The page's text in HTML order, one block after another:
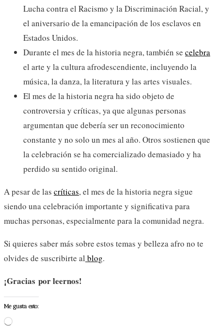
Lucha contra el Racismo y la Discriminación Racial, y
el aniversario de la emancipación de los esclavos en
Estados Unidos.
Durante el mes de la historia negra, también se celebra
el arte y la cultura afrodescendiente, incluyendo la
música, la danza, la literatura y las artes visuales.
El mes de la historia negra ha sido objeto de
controversia y críticas, ya que algunas personas
argumentan que debería ser un reconocimiento
constante y no solo un mes al año. Otros sostienen que
la celebración se ha comercializado demasiado y ha
perdido su sentido original.
A pesar de las críticas, el mes de la historia negra sigue
siendo una celebración importante y significativa para
muchas personas, especialmente para la comunidad negra.
Si quieres saber más sobre estos temas y belleza afro no te
olvides de suscribirte al blog.
¡Gracias por leernos!
Me gusta esto:
Cargando...